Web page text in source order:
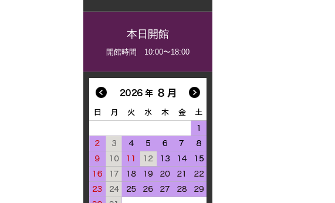
本日開館
開館時間 10:00〜18:00